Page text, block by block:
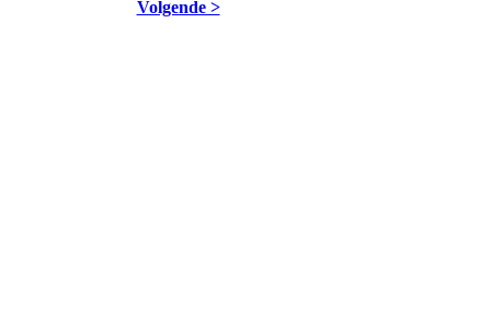
Volgende >